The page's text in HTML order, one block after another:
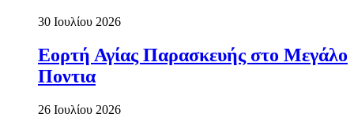
30 Ιουλίου 2026
Εορτή Αγίας Παρασκευής στο Μεγάλο
Ποντια
26 Ιουλίου 2026